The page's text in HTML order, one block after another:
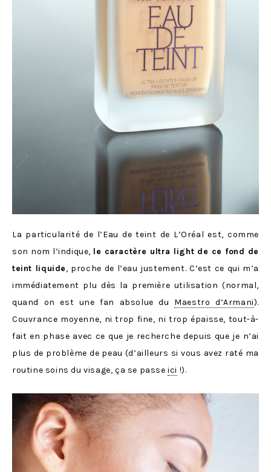
La particularité de l’Eau de teint de L’Oréal est, comme
son nom l’indique, le caractère ultra light de ce fond de
teint liquide, proche de l’eau justement. C’est ce qui m’a
immédiatement plu dès la première utilisation (normal,
quand on est une fan absolue du Maestro d’Armani).
Couvrance moyenne, ni trop fine, ni trop épaisse, tout-à-
fait en phase avec ce que je recherche depuis que je n’ai
plus de problème de peau (d’ailleurs si vous avez raté ma
routine soins du visage, ça se passeici !).